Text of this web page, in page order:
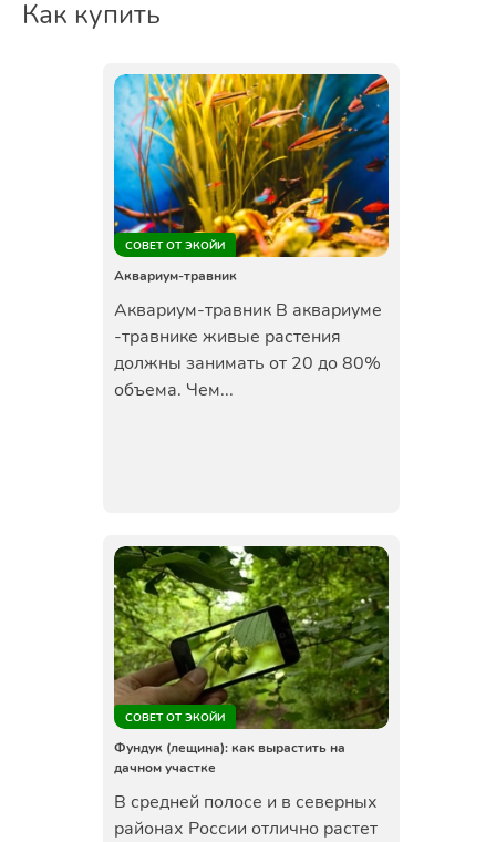
Как купить
СОВЕТ ОТ ЭКОЙИ
Аквариум-травник
Аквариум-травник В аквариуме
-травнике живые растения
должны занимать от 20 до 80%
объема. Чем...
СОВЕТ ОТ ЭКОЙИ
Фундук (лещина): как вырастить на
дачном участке
В средней полосе и в северных
районах России отлично растет